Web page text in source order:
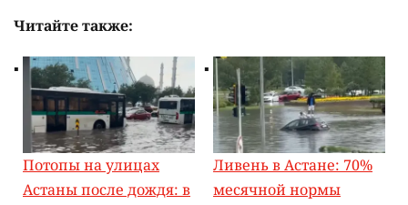
Читайте также:
Потопы на улицах
Астаны после дождя: в
Ливень в Астане: 70%
месячной нормы